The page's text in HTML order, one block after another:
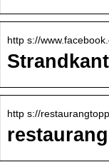
http s://
http s://